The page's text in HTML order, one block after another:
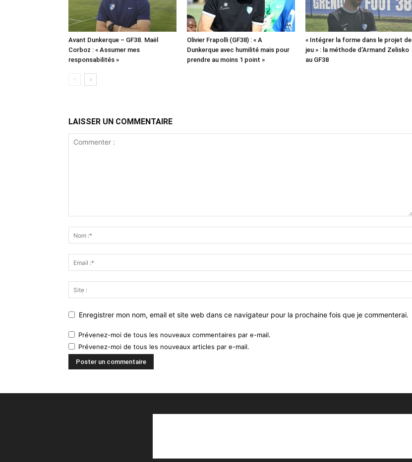
Avant Dunkerque – GF38. Maël
Corboz : « Assumer mes
responsabilités »
Olivier Frapolli (GF38) : « A
Dunkerque avec humilité mais pour
prendre au moins 1 point »
« Intégrer la forme dans le projet de
jeu » : la méthode d’Armand Zelisko
au GF38
LAISSER UN COMMENTAIRE
Enregistrer mon nom, email et site web dans ce navigateur pour la prochaine fois que je commenterai.
Prévenez-moi de tous les nouveaux commentaires par e-mail.
Prévenez-moi de tous les nouveaux articles par e-mail.